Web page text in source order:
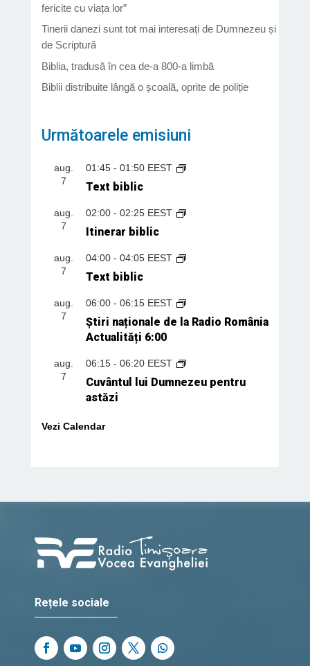
fericite cu viața lor”
Tinerii danezi sunt tot mai interesați de Dumnezeu și
de Scriptură
Biblia, tradusă în cea de-a 800-a limbă
Biblii distribuite lângă o școală, oprite de poliție
Următoarele emisiuni
aug.
7
01:45- 01:50 EEST
Text biblic
aug.
7
02:00- 02:25 EEST
Itinerar biblic
aug.
7
04:00- 04:05 EEST
Text biblic
aug.
7
06:00- 06:15 EEST
Știri naționale de la Radio România
Actualități 6:00
aug.
7
06:15- 06:20 EEST
Cuvântul lui Dumnezeu pentru
astăzi
Vezi Calendar
Rețele sociale